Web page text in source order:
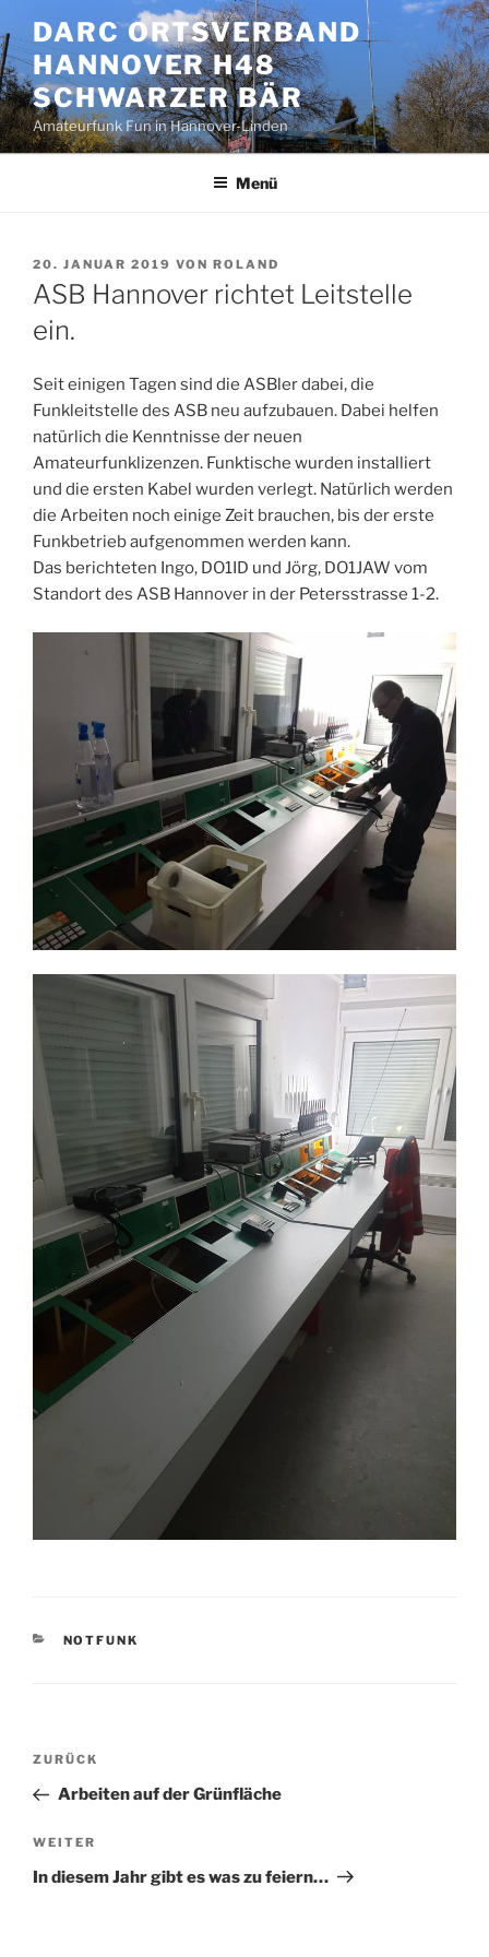
Inhalt
springen
DARC ORTSVERBAND
HANNOVER H48
SCHWARZER BÄR
Amateurfunk Fun in Hannover-Linden
Menü
VERÖFFENTLICHT
AM
20. JANUAR 2019 VON ROLAND
ASB Hannover richtet Leitstelle
ein.
Seit einigen Tagen sind die ASBler dabei, die
Funkleitstelle des ASB neu aufzubauen. Dabei helfen
natürlich die Kenntnisse der neuen
Amateurfunklizenzen. Funktische wurden installiert
und die ersten Kabel wurden verlegt. Natürlich werden
die Arbeiten noch einige Zeit brauchen, bis der erste
Funkbetrieb aufgenommen werden kann.
Das berichteten Ingo, DO1ID und Jörg, DO1JAW vom
Standort des ASB Hannover in der Petersstrasse 1-2.
KATEGORIEN
NOTFUNK
Beitrags-
Vorheriger
Beitrag
ZURÜCK
Arbeiten auf der Grünfläche
Nächster
Beitrag
WEITER
In diesem Jahr gibt es was zu feiern…